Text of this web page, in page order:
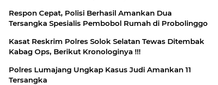
Respon Cepat, Polisi Berhasil Amankan Dua
Tersangka Spesialis Pembobol Rumah di Probolinggo
Kasat Reskrim Polres Solok Selatan Tewas Ditembak
Kabag Ops, Berikut Kronologinya !!!
Polres Lumajang Ungkap Kasus Judi Amankan 11
Tersangka